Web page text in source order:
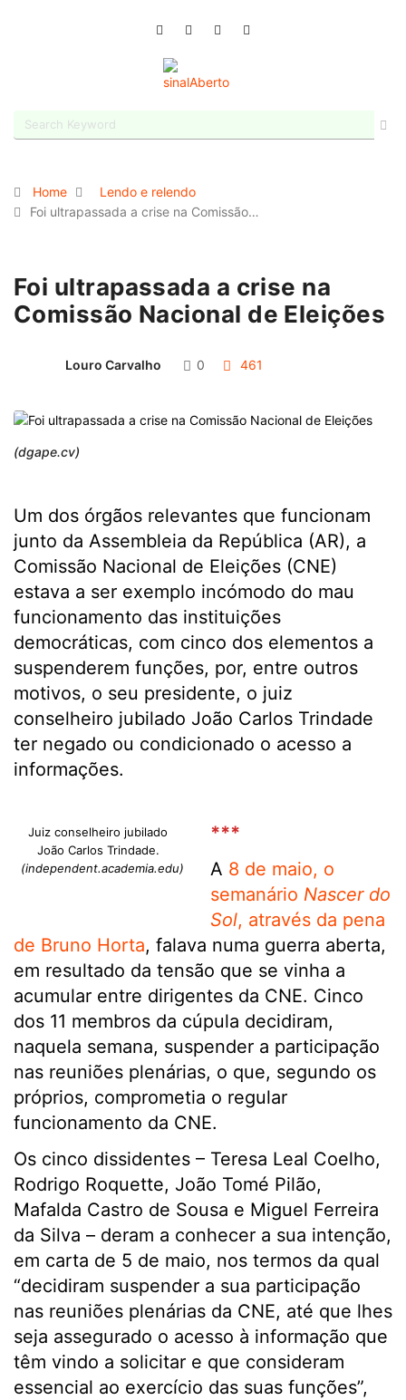
Home
Lendo e relendo
Foi ultrapassada a crise na Comissão…
Foi ultrapassada a crise na
Comissão Nacional de Eleições
Louro Carvalho 0 461
(dgape.cv)
Um dos órgãos relevantes que funcionam
junto da Assembleia da República (AR), a
Comissão Nacional de Eleições (CNE)
estava a ser exemplo incómodo do mau
funcionamento das instituições
democráticas, com cinco dos elementos a
suspenderem funções, por, entre outros
motivos, o seu presidente, o juiz
conselheiro jubilado João Carlos Trindade
ter negado ou condicionado o acesso a
informações.
Juiz conselheiro jubilado
João Carlos Trindade.
(independent.academia.edu)
***
A 8 de maio, o
semanário Nascer do
Sol, através da pena
de Bruno Horta, falava numa guerra aberta,
em resultado da tensão que se vinha a
acumular entre dirigentes da CNE. Cinco
dos 11 membros da cúpula decidiram,
naquela semana, suspender a participação
nas reuniões plenárias, o que, segundo os
próprios, comprometia o regular
funcionamento da CNE.
Os cinco dissidentes – Teresa Leal Coelho,
Rodrigo Roquette, João Tomé Pilão,
Mafalda Castro de Sousa e Miguel Ferreira
da Silva – deram a conhecer a sua intenção,
em carta de 5 de maio, nos termos da qual
“decidiram suspender a sua participação
nas reuniões plenárias da CNE, até que lhes
seja assegurado o acesso à informação que
têm vindo a solicitar e que consideram
essencial ao exercício das suas funções”,